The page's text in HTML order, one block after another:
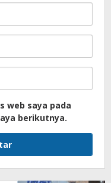
web saya pada
berikutnya.